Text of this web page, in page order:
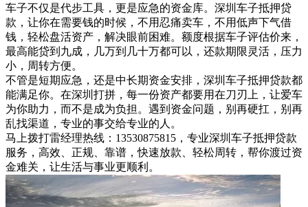
车子不仅是代步工具，更是应急的资金库。深圳车子抵押贷
款，让你在需要钱的时候，不用忍痛卖车，不用低声下气借
钱，轻松盘活资产，解决眼前困难。额度根据车子评估价来，
最高能贷到九成，几万到几十万都可以，还款期限灵活，压力
小，周转方便。
不管是短期应急，还是中长期资金安排，深圳车子抵押贷款都
能满足你。在深圳打拼，每一份资产都要用在刀刃上，让爱车
为你助力，而不是成为负担。遇到资金问题，别再硬扛，别再
乱找渠道，专业的事交给专业的人。
马上拨打雷经理热线：13530875815，专业深圳车子抵押贷款
服务，高效、正规、靠谱，快速放款、轻松周转，帮你渡过资
金难关，让生活与事业更顺利。